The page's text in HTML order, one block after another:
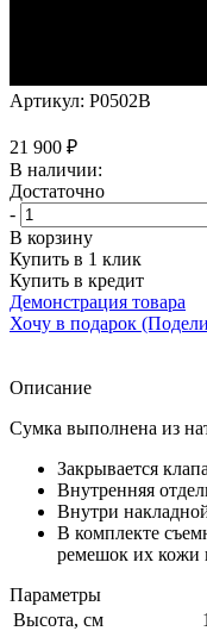
Артикул: P0502B
21 900 ₽
В наличии:
Достаточно
-
В корзину
Купить в 1 клик
Купить в кредит
Демонстрация товара
Хочу в подарок
Описание
Сумка выполнена из
Закрывается
Внутренняя
Внутри
В комплекте
ремешок их кожи
Параметры
Высота, см